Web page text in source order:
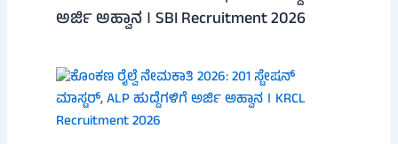
ಅರ್ಜಿ ಅಹ್ವಾನ । SBI Recruitment 2026